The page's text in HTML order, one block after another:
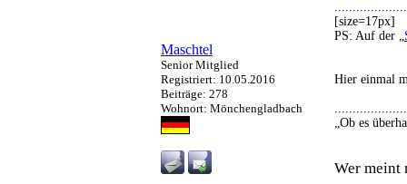
Maschtel
Senior Mitglied
Registriert: 10.05.2016
Beiträge: 278
Wohnort: Mönchengladbach
[size=17px]
PS: Auf der „
Hier einmal
„Ob es
Wer meint